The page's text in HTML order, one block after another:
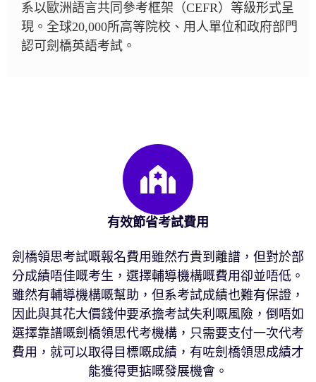
系以歐洲語言共同參考框架（CEFR）等級形式呈
現。全球20,000所高等院校、用人單位和政府部門
認可劍橋英語考試。
有效節省考試費用
劍橋領思考試嘅報名費用雖然冇貴到離譜，但對於部
分成績唔佳嘅考生，選擇輔導機構嘅費用卻並唔低。
雖然有輔導機構嘅幫助，但系考試成績也難有保證，
因此與其花大價錢仲要承擔考試失利嘅風險，倒唔如
選擇靠譜嘅劍橋領思代考機構，只需要支付一次代考
費用，就可以取得目標嘅成績，有咗劍橋領思成績才
能獲得更掂嘅發展機會。